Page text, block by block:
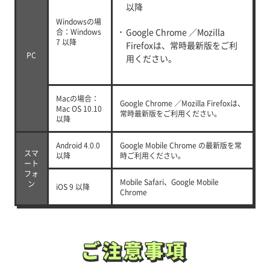
PC
Windowsの場
合：Windows
7 以降
以降
Google Chrome ／Mozilla
Firefoxは、常時最新版をご利
用ください。
Macの場合：
Mac OS 10.10
以降
Google Chrome ／Mozilla Firefoxは、
常時最新版をご利用ください。
スマ
ート
フォ
ン
Android 4.0.0
以降
Google Mobile Chrome の最新版を常
時ご利用ください。
iOS 9 以降
Mobile Safari、Google Mobile
Chrome
ご注意事項
ご注意事項